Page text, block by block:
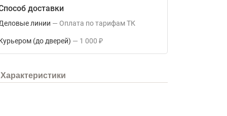
доставки
линии Оплата по тарифам ТК
(до дверей) 1 000 ₽
Характеристики